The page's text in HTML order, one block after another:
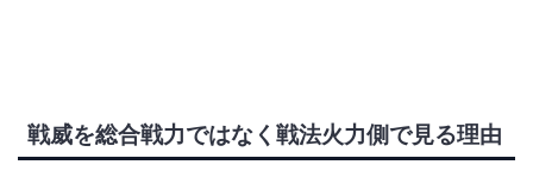
戦威を総合戦力ではなく戦法火力側で見る理由